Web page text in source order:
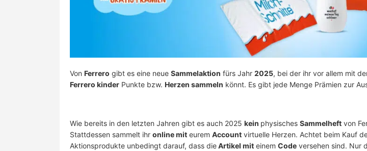
Von Ferrero gibt es eine neue Sammelaktion fürs Jahr 2025, bei der ihr vor allem mit
Ferrero kinder Punkte bzw. Herzen sammeln könnt. Es gibt jede Menge Prämien zur
Wie bereits in den letzten Jahren gibt es auch 2025 kein physisches Sammelheft von
Stattdessen sammelt ihr online mit eurem Account virtuelle Herzen. Achtet beim Kauf
Aktionsprodukte unbedingt darauf, dass dieArtikel mit einem Code versehen sind. Nur